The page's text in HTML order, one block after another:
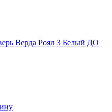
Верда Роял 3 Белый ДО